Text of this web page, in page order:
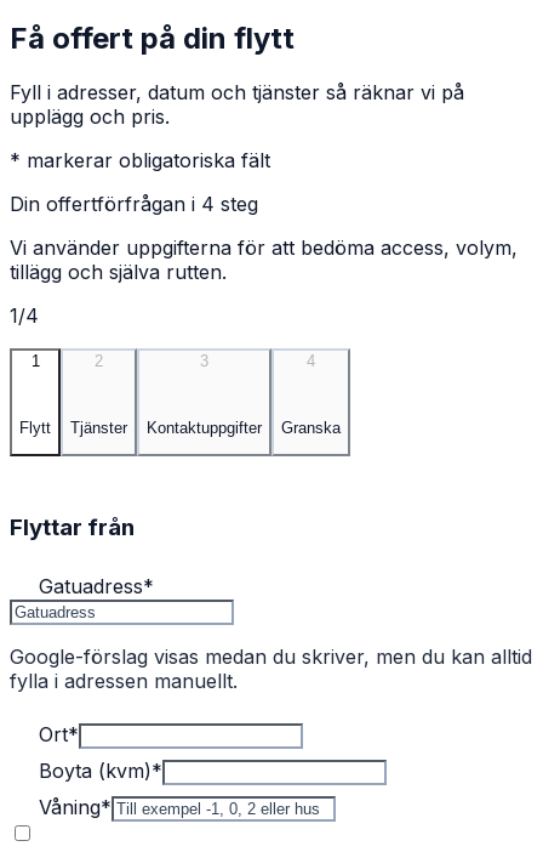
Få offert på din flytt
Fyll i adresser, datum och tjänster så räknar vi på
upplägg och pris.
* markerar obligatoriska fält
Din offertförfrågan i 4 steg
Vi använder uppgifterna för att bedöma access, volym,
tillägg och själva rutten.
1/4
1
Flytt
2
Tjänster
3
Kontaktuppgifter
4
Granska
Flyttar från
Gatuadress*
Google-förslag visas medan du skriver, men du kan alltid
fylla i adressen manuellt.
Ort*
Boyta (kvm)*
Våning*